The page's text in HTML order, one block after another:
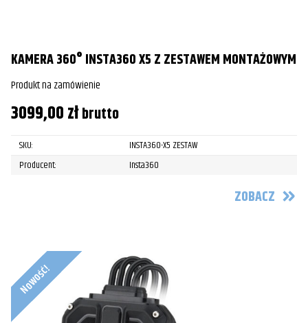
KAMERA 360° INSTA360 X5 Z ZESTAWEM MONTAŻOWYM
Produkt na zamówienie
3099,00złbrutto
SKU:
INSTA360-X5 ZESTAW
Producent:
Insta360
ZOBACZ
Nowość!